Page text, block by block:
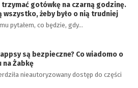
trzymać gotówkę na czarną godzinę.
wszystko, żeby było o nią trudniej
pytałem, co będzie, gdy…
są bezpieczne? Co wiadomo o
na Żabkę
nieautoryzowany dostęp do części